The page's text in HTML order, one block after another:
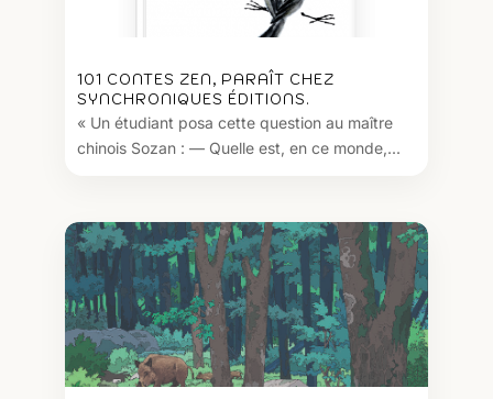
101 CONTES ZEN, PARAÎT CHEZ
SYNCHRONIQUES ÉDITIONS.
« Un étudiant posa cette question au maître
chinois Sozan : — Quelle est, en ce monde,...